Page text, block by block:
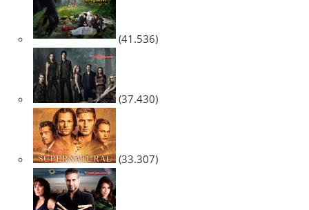
(41.536)
(37.430)
(33.307)